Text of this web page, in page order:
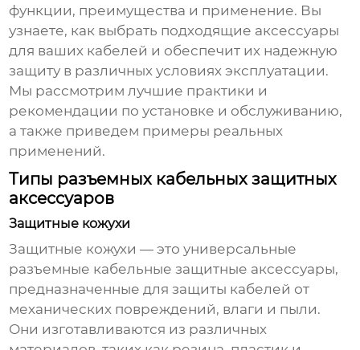
функции, преимущества и применение. Вы
узнаете, как выбрать подходящие аксессуары
для ваших кабелей и обеспечит их надежную
защиту в различных условиях эксплуатации.
Мы рассмотрим лучшие практики и
рекомендации по установке и обслуживанию,
а также приведем примеры реальных
применений.
Типы разъемных кабельных защитных
аксессуаров
Защитные кожухи
Защитные кожухи — это универсальные
разъемные кабельные защитные аксессуары,
предназначенные для защиты кабелей от
механических повреждений, влаги и пыли.
Они изготавливаются из различных